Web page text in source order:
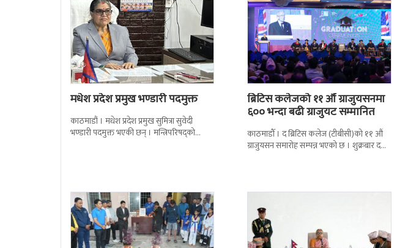
मधेश प्रदेश प्रमुख भण्डारी पदमुक्त
काठमाडौं । मधेश प्रदेश प्रमुख सुमित्रा सुवेदी
भण्डारी पदमुक्त भएकी छन् । मन्त्रिपरिषद्को
ब्रिटिस कलेजको ११ औँ ग्राजुयसनमा
६०० भन्दा बढी ग्राजुयट सम्मानित
काठमाडौँ । द ब्रिटिस कलेज (टीबीसी)को ११ औं
ग्राजुयसन समारोह सम्पन्न भएको छ । शुक्रबार द